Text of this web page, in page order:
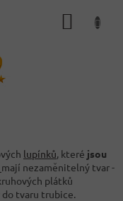
lupínků, které jsou
mají nezaměnitelný tvar -
plátků
do tvaru trubice.